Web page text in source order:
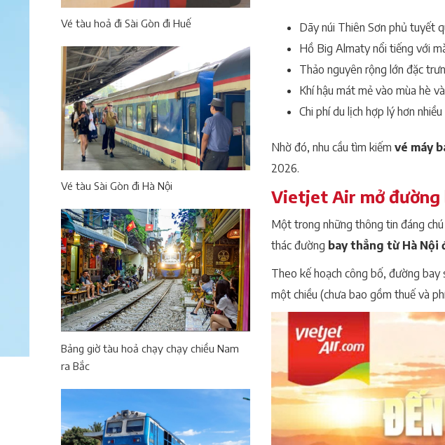
Vé tàu hoả đi Sài Gòn đi Huế
Vé tàu Sài Gòn đi Hà Nội
Bảng giờ tàu hoả chạy chạy chiều Nam
ra Bắc
Dãy núi Thiên Sơn phủ tuyết
Hồ Big Almaty nổi tiếng với
Thảo nguyên rộng lớn đặc
Khí hậu mát mẻ vào mùa hè
Chi phí du lịch hợp lý hơn
Nhờ đó, nhu cầu tìm kiếm vé máy
2026.
Vietjet Air mở đường
Một trong những thông tin đáng
thác đường bay thẳng từ Hà Nội
Theo kế hoạch công bố, đường
một chiều (chưa bao gồm thuế và